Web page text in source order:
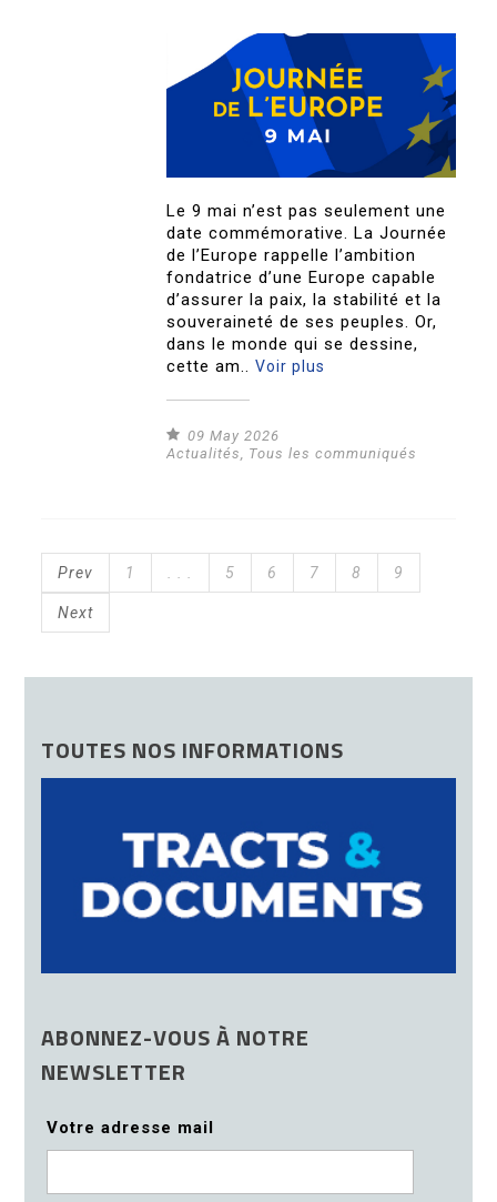
Le 9 mai n’est pas seulement une
date commémorative. La Journée
de l’Europe rappelle l’ambition
fondatrice d’une Europe capable
d’assurer la paix, la stabilité et la
souveraineté de ses peuples. Or,
dans le monde qui se dessine,
cette am..Voir plus
09 May 2026
Actualités
Tous les communiqués
Prev 1 5 6 7 8 9
Next
TOUTES NOS INFORMATIONS
ABONNEZ-VOUS À NOTRE
NEWSLETTER
Votre adresse mail